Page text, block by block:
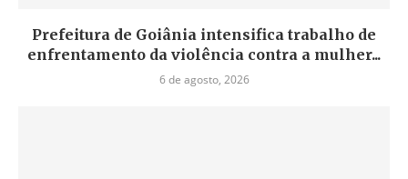
Prefeitura de Goiânia intensifica trabalho de
enfrentamento da violência contra a mulher...
6 de agosto, 2026